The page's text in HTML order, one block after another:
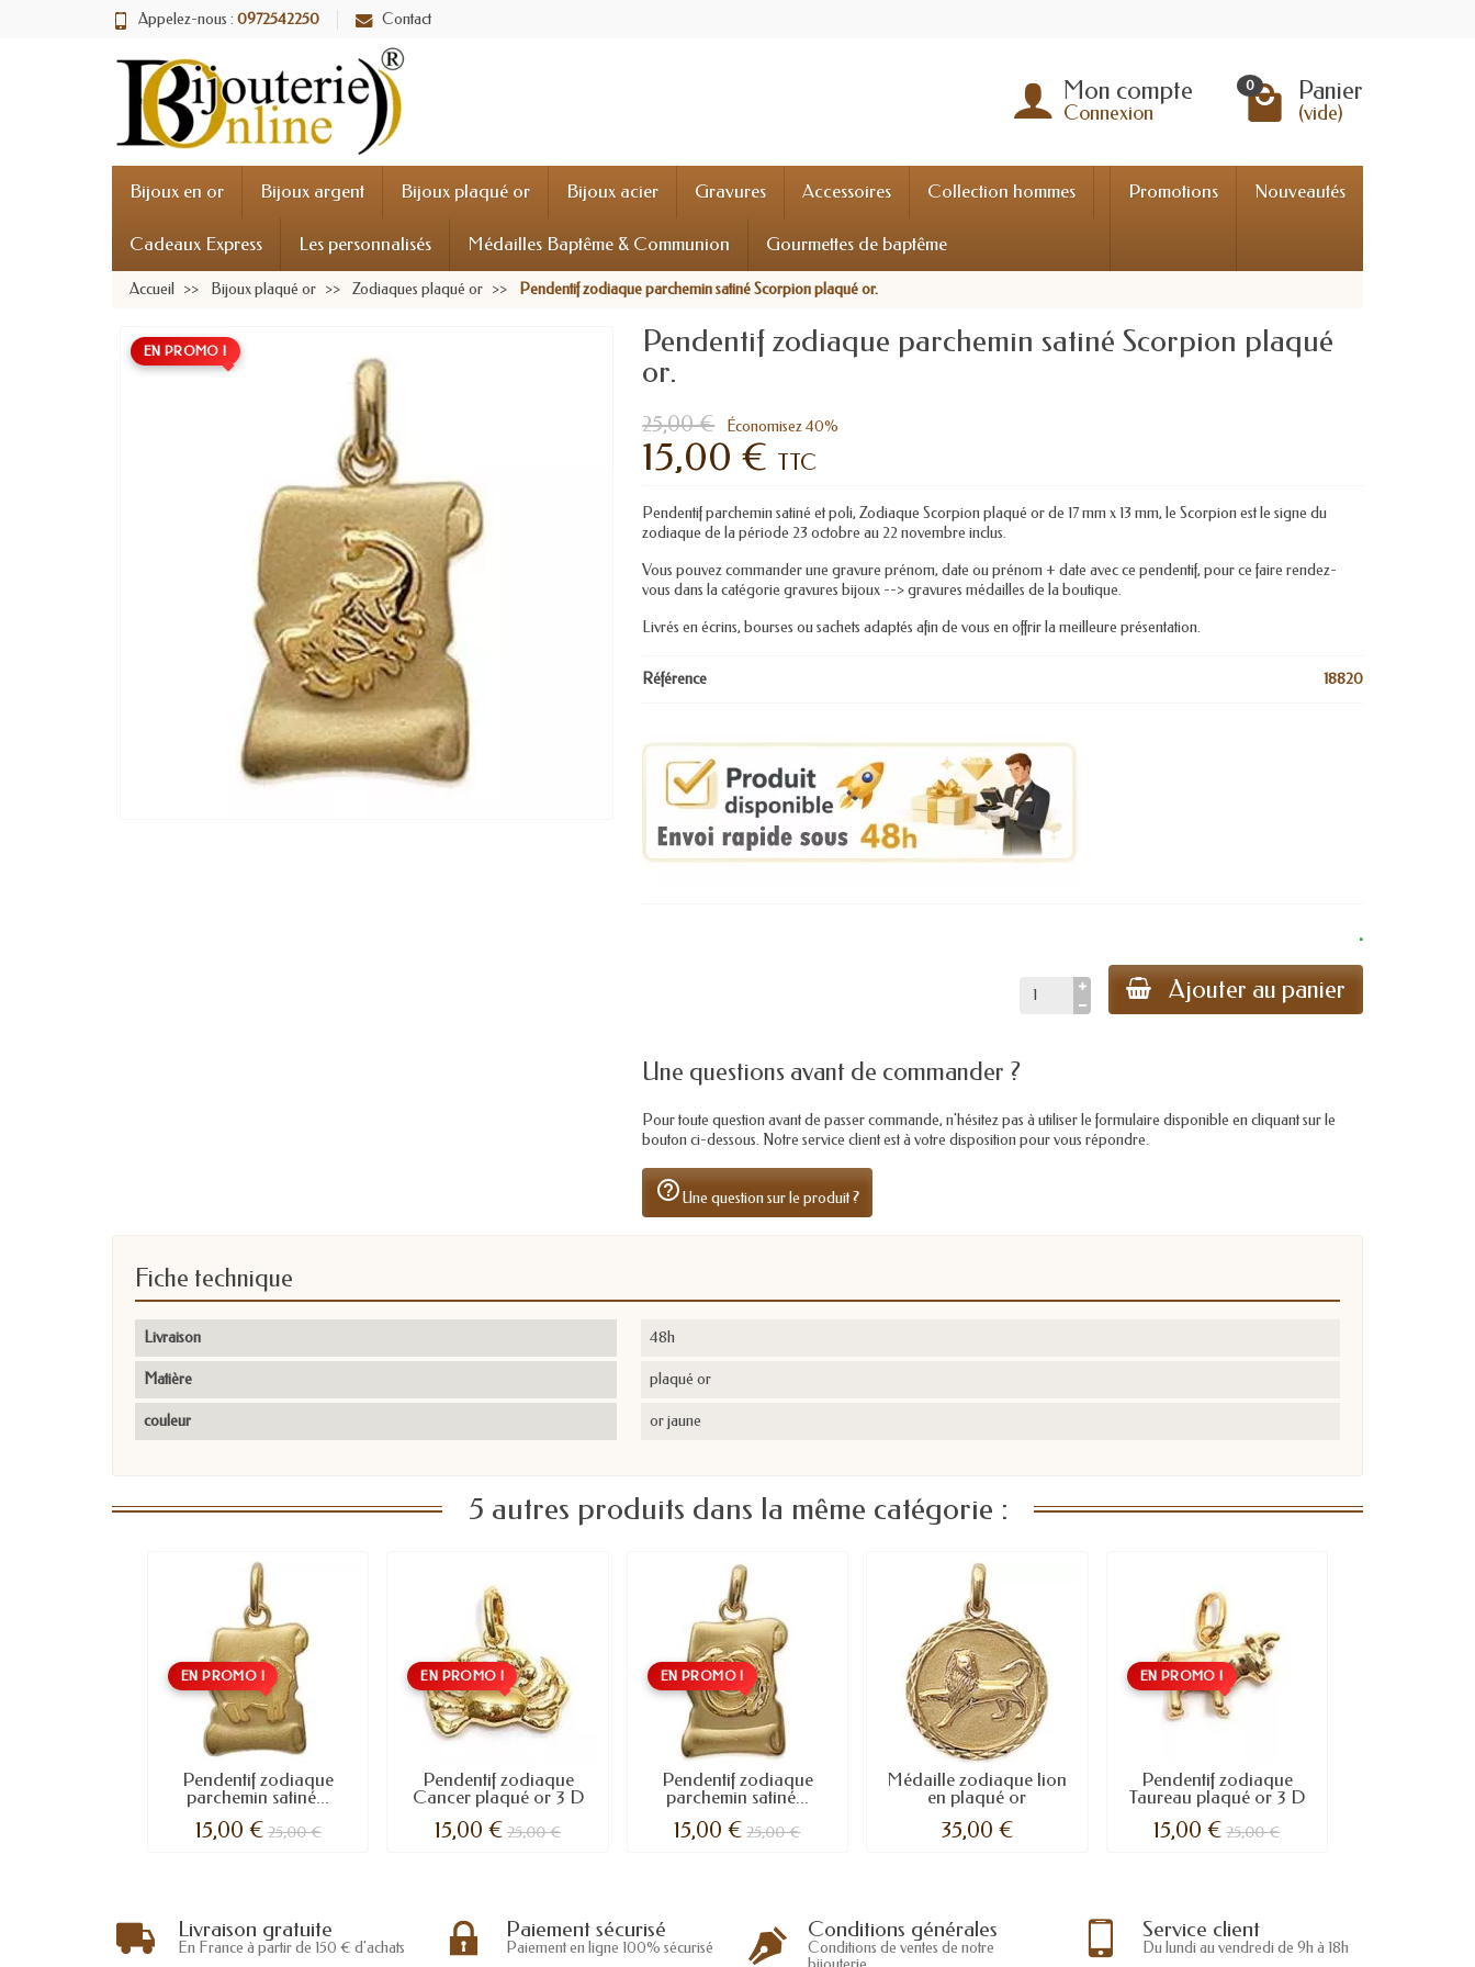
Appelez-nous : 0972542250 Contact
Mon compte
Connexion
0 Panier
(vide)
Bijoux en or Bijoux argent Bijoux plaqué or Bijoux acier Gravures Accessoires Collection hommes
Cadeaux Express Les personnalisés Médailles Baptême & Communion Gourmettes de baptême
Promotions Nouveautés
Accueil Bijoux plaqué or Zodiaques plaqué or Pendentif zodiaque parchemin satiné Scorpion plaqué or.
EN PROMO !
Pendentif zodiaque parchemin satiné Scorpion plaqué
or.
25,00 € Économisez 40%
15,00 € TTC
Pendentif parchemin satiné et poli, Zodiaque Scorpion plaqué or de 17 mm x 13 mm, le Scorpion est le signe du
zodiaque de la période 23 octobre au 22 novembre inclus.
Vous pouvez commander une gravure prénom, date ou prénom + date avec ce pendentif, pour ce faire rendez-
vous dans la catégorie gravures bijoux --> gravures médailles de la boutique.
Livrés en écrins, bourses ou sachets adaptés afin de vous en offrir la meilleure présentation.
Référence 18820
.
Ajouter au panier
Une questions avant de commander ?
Pour toute question avant de passer commande, n'hésitez pas à utiliser le formulaire disponible en cliquant sur le
bouton ci-dessous. Notre service client est à votre disposition pour vous répondre.
help_outlineUne question sur le produit ?
Fiche technique
Livraison 48h
Matière plaqué or
couleur or jaune
5 autres produits dans la même catégorie :
EN PROMO !
Pendentif zodiaque
parchemin satiné...
15,00 € 25,00 €
EN PROMO !
Pendentif zodiaque
Cancer plaqué or 3 D
15,00 € 25,00 €
EN PROMO !
Pendentif zodiaque
parchemin satiné...
15,00 € 25,00 €
Médaille zodiaque lion
en plaqué or
35,00 €
EN PROMO !
Pendentif zodiaque
Taureau plaqué or 3 D
15,00 € 25,00 €
Livraison gratuite
En France à partir de 150 € d'achats
Paiement sécurisé
Paiement en ligne 100% sécurisé
Conditions générales
Conditions de ventes de notre
Service client
Du lundi au vendredi de 9h à 18h